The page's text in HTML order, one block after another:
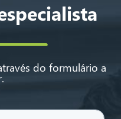
do formulário a